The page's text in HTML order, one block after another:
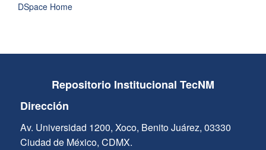
DSpace Home
Repositorio Institucional TecNM
Dirección
Av. Universidad 1200, Xoco, Benito Juárez, 03330
Ciudad de México, CDMX.